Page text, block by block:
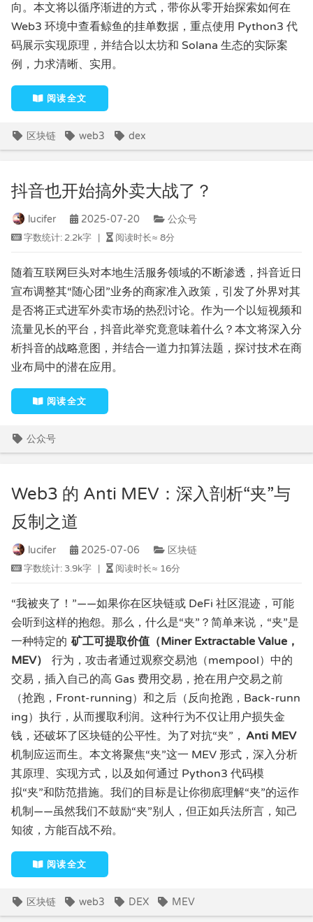
向。本文将以循序渐进的方式，带你从零开始探索如何在
Web3 环境中查看鲸鱼的挂单数据，重点使用 Python3 代
码展示实现原理，并结合以太坊和 Solana 生态的实际案
例，力求清晰、实用。
阅读全文
区块链 web3 dex
抖音也开始搞外卖大战了？
lucifer 2025-07-20 公众号
字数统计: 2.2k字 阅读时长≈ 8分
随着互联网巨头对本地生活服务领域的不断渗透，抖音近日
宣布调整其“随心团”业务的商家准入政策，引发了外界对其
是否将正式进军外卖市场的热烈讨论。作为一个以短视频和
流量见长的平台，抖音此举究竟意味着什么？本文将深入分
析抖音的战略意图，并结合一道力扣算法题，探讨技术在商
业布局中的潜在应用。
阅读全文
公众号
Web3 的 Anti MEV：深入剖析“夹”与
反制之道
lucifer 2025-07-06 区块链
字数统计: 3.9k字 阅读时长≈ 16分
“我被夹了！”——如果你在区块链或 DeFi 社区混迹，可能
会听到这样的抱怨。那么，什么是“夹”？简单来说，“夹”是
一种特定的 矿工可提取价值（Miner Extractable Value，
MEV）
行为，攻击者通过观察交易池（mempool）中的
交易，插入自己的高 Gas 费用交易，抢在用户交易之前
（抢跑，Front-running）和之后（反向抢跑，Back-runn
ing）执行，从而攫取利润。这种行为不仅让用户损失金
钱，还破坏了区块链的公平性。为了对抗“夹”， Anti MEV
机制应运而生。本文将聚焦“夹”这一 MEV 形式，深入分析
其原理、实现方式，以及如何通过 Python3 代码模
拟“夹”和防范措施。我们的目标是让你彻底理解“夹”的运作
机制——虽然我们不鼓励“夹”别人，但正如兵法所言，知己
知彼，方能百战不殆。
阅读全文
区块链 web3 DEX MEV